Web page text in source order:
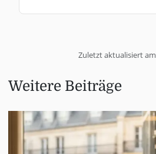
Zuletzt aktualisiert am
Weitere Beiträge